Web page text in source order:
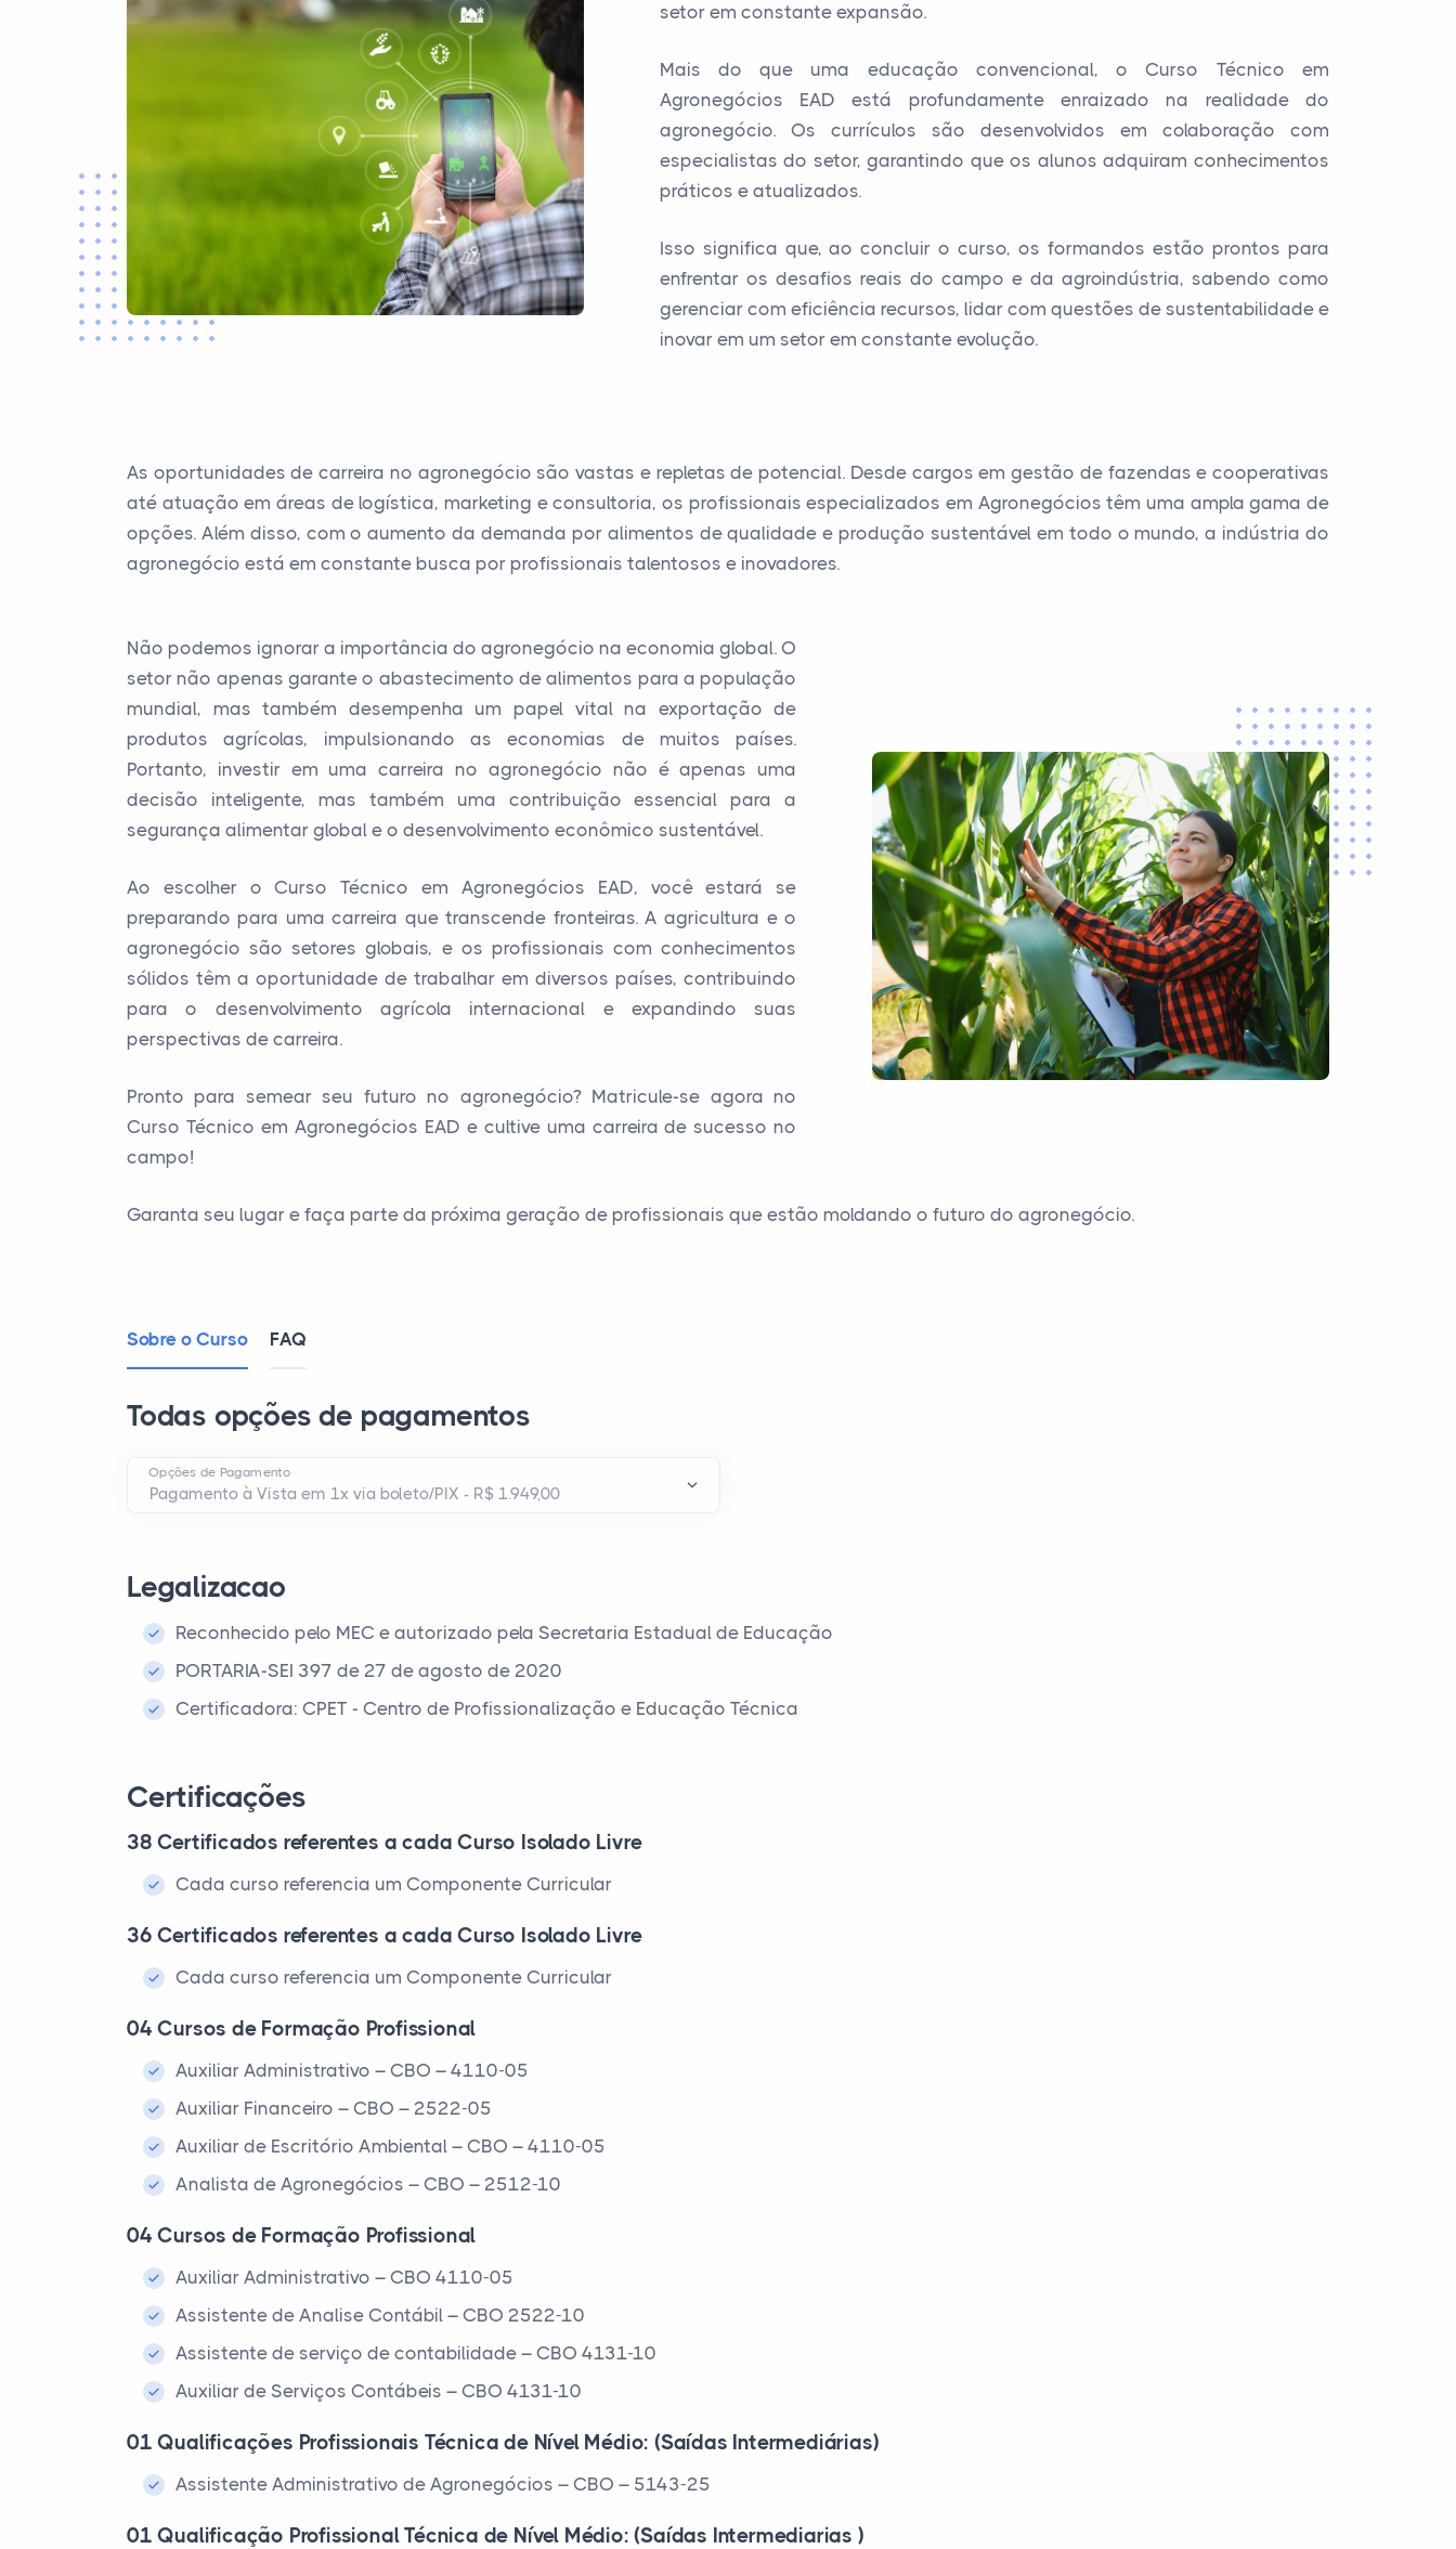
setor em constante expansão.
Mais do que uma educação convencional, o Curso Técnico em
Agronegócios EAD está profundamente enraizado na realidade do
agronegócio. Os currículos são desenvolvidos em colaboração com
especialistas do setor, garantindo que os alunos adquiram conhecimentos
práticos e atualizados.
Isso significa que, ao concluir o curso, os formandos estão prontos para
enfrentar os desafios reais do campo e da agroindústria, sabendo como
gerenciar com eficiência recursos, lidar com questões de sustentabilidade e
inovar em um setor em constante evolução.
As oportunidades de carreira no agronegócio são vastas e repletas de potencial. Desde cargos em gestão de fazendas e cooperativas
até atuação em áreas de logística, marketing e consultoria, os profissionais especializados em Agronegócios têm uma ampla gama de
opções. Além disso, com o aumento da demanda por alimentos de qualidade e produção sustentável em todo o mundo, a indústria do
agronegócio está em constante busca por profissionais talentosos e inovadores.
Não podemos ignorar a importância do agronegócio na economia global. O
setor não apenas garante o abastecimento de alimentos para a população
mundial, mas também desempenha um papel vital na exportação de
produtos agrícolas, impulsionando as economias de muitos países.
Portanto, investir em uma carreira no agronegócio não é apenas uma
decisão inteligente, mas também uma contribuição essencial para a
segurança alimentar global e o desenvolvimento econômico sustentável.
Ao escolher o Curso Técnico em Agronegócios EAD, você estará se
preparando para uma carreira que transcende fronteiras. A agricultura e o
agronegócio são setores globais, e os profissionais com conhecimentos
sólidos têm a oportunidade de trabalhar em diversos países, contribuindo
para o desenvolvimento agrícola internacional e expandindo suas
perspectivas de carreira.
Pronto para semear seu futuro no agronegócio? Matricule-se agora no
Curso Técnico em Agronegócios EAD e cultive uma carreira de sucesso no
campo!
Garanta seu lugar e faça parte da próxima geração de profissionais que estão moldando o futuro do agronegócio.
Sobre o Curso FAQ
Todas opções de pagamentos
Opções de Pagamento
Legalizacao
Reconhecido pelo MEC e autorizado pela Secretaria Estadual de Educação
PORTARIA-SEI 397 de 27 de agosto de 2020
Certificadora: CPET - Centro de Profissionalização e Educação Técnica
Certificações
38 Certificados referentes a cada Curso Isolado Livre
Cada curso referencia um Componente Curricular
36 Certificados referentes a cada Curso Isolado Livre
Cada curso referencia um Componente Curricular
04 Cursos de Formação Profissional
Auxiliar Administrativo – CBO – 4110-05
Auxiliar Financeiro – CBO – 2522-05
Auxiliar de Escritório Ambiental – CBO – 4110-05
Analista de Agronegócios – CBO – 2512-10
04 Cursos de Formação Profissional
Auxiliar Administrativo – CBO 4110-05
Assistente de Analise Contábil – CBO 2522-10
Assistente de serviço de contabilidade – CBO 4131-10
Auxiliar de Serviços Contábeis – CBO 4131-10
01 Qualificações Profissionais Técnica de Nível Médio: (Saídas Intermediárias)
Assistente Administrativo de Agronegócios – CBO – 5143-25
01 Qualificação Profissional Técnica de Nível Médio: (Saídas Intermediarias )